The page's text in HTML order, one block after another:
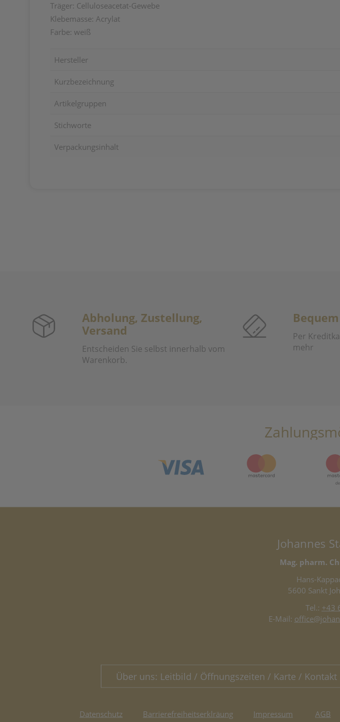
Träger: Celluloseacetat-Gewebe
Klebemasse: Acrylat
Farbe: weiß
Hersteller
Kurzbezeichnung
Artikelgruppen
Stichworte
Verpackungsinhalt
Abholung, Zustellung,
Versand
Entscheiden Sie selbst innerhalb vom
Warenkorb.
Per
mehr
Johannes
Mag. pharm.
Hans-
5600 Sankt
Tel.: +43
E-Mail:
Über uns: Leitbild / Öffnungszeiten / Karte / Kontakt
Datenschutz Barrierefreiheitserklräung Impressum AGB